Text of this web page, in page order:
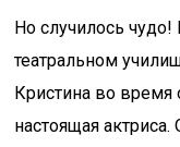
Но случилось
театральном
Кристина во время
настоящая